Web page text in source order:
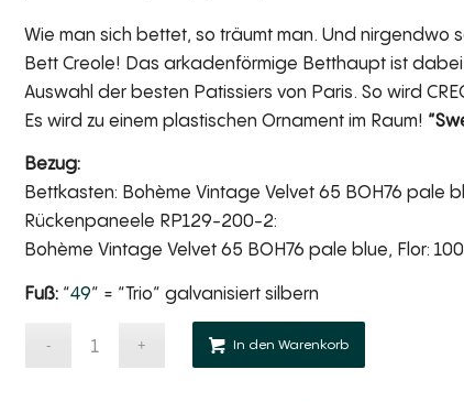
Wie man sich bettet, so träumt man. Und nirgendwo
Bett Creole! Das arkadenförmige Betthaupt ist
Auswahl der besten Patissiers von Paris. So wird
Es wird zu einem plastischen Ornament im Raum!
Bezug:
Bettkasten: Bohème Vintage Velvet 65 BOH76 pale
Rückenpaneele RP129-200-2:
Bohème Vintage Velvet 65 BOH76 pale blue, Flor:
Fuß: “49” = “Trio” galvanisiert silbern
In den Warenkorb